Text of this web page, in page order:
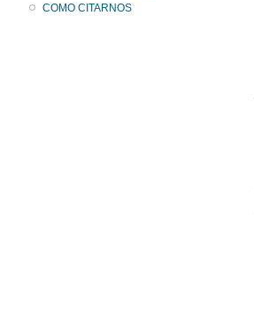
COMO CITARNOS